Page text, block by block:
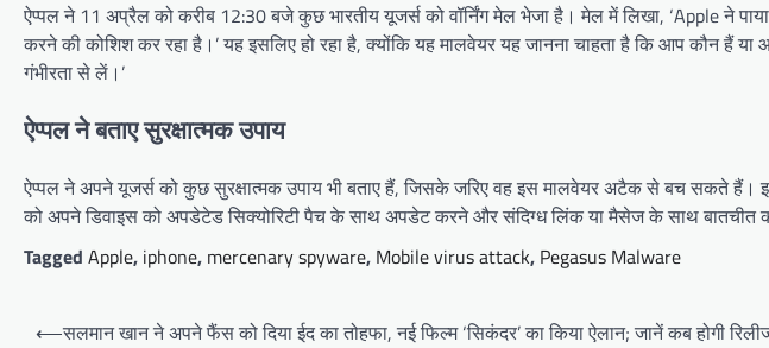
ऐप्पल ने 11 अप्रैल को करीब 12:30 बजे कुछ भारतीय यूजर्स को वॉर्निंग मेल भेजा है। मेल में लिखा, ‘Apple ने
करने की कोशिश कर रहा है।’ यह इसलिए हो रहा है, क्योंकि यह मालवेयर यह जानना चाहता है कि आप कौन हैं
गंभीरता से लें।’
ऐप्पल ने बताए सुरक्षात्मक उपाय
ऐप्पल ने अपने यूजर्स को कुछ सुरक्षात्मक उपाय भी बताए हैं, जिसके जरिए वह इस मालवेयर अटैक से बच सकते
को अपने डिवाइस को अपडेटेड सिक्योरिटी पैच के साथ अपडेट करने और संदिग्ध लिंक या मैसेज के साथ बातचीत
Tagged Apple, iphone, mercenary spyware, Mobile virus attack, Pegasus Malware
Post
⟵सलमान खान ने अपने फैंस को दिया ईद का तोहफा, नई फिल्म ‘सिकंदर’ का किया ऐलान; जानें कब होगी